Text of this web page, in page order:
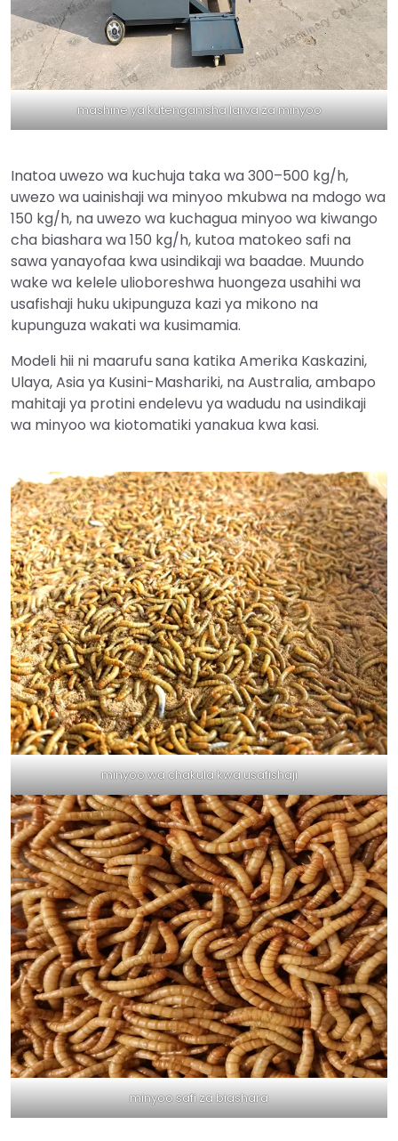
mashine ya kutenganisha larva za minyoo
Inatoa uwezo wa kuchuja taka wa 300–500 kg/h,
uwezo wa uainishaji wa minyoo mkubwa na mdogo wa
150 kg/h, na uwezo wa kuchagua minyoo wa kiwango
cha biashara wa 150 kg/h, kutoa matokeo safi na
sawa yanayofaa kwa usindikaji wa baadae. Muundo
wake wa kelele ulioboreshwa huongeza usahihi wa
usafishaji huku ukipunguza kazi ya mikono na
kupunguza wakati wa kusimamia.
Modeli hii ni maarufu sana katika Amerika Kaskazini,
Ulaya, Asia ya Kusini-Mashariki, na Australia, ambapo
mahitaji ya protini endelevu ya wadudu na usindikaji
wa minyoo wa kiotomatiki yanakua kwa kasi.
minyoo wa chakula kwa usafishaji
minyoo safi za biashara